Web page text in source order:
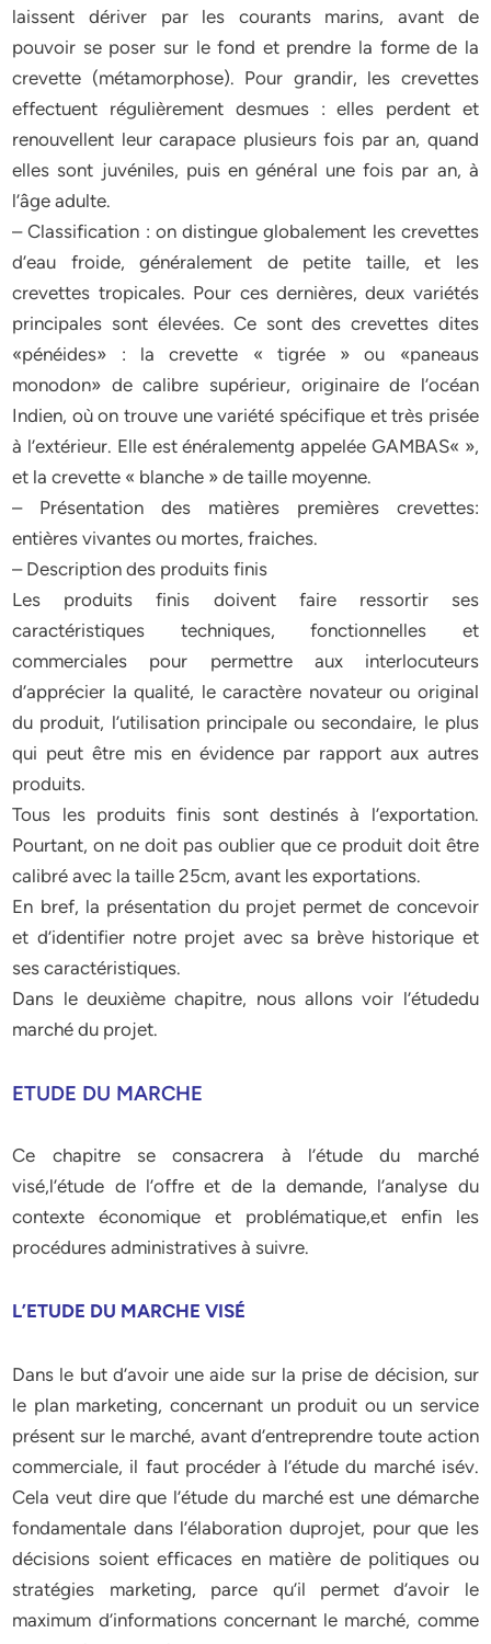
laissent dériver par les courants marins, avant de
pouvoir se poser sur le fond et prendre la forme de la
crevette (métamorphose). Pour grandir, les crevettes
effectuent régulièrement desmues : elles perdent et
renouvellent leur carapace plusieurs fois par an, quand
elles sont juvéniles, puis en général une fois par an, à
l’âge adulte.
– Classification : on distingue globalement les crevettes
d’eau froide, généralement de petite taille, et les
crevettes tropicales. Pour ces dernières, deux variétés
principales sont élevées. Ce sont des crevettes dites
«pénéides» : la crevette « tigrée » ou «paneaus
monodon» de calibre supérieur, originaire de l’océan
Indien, où on trouve une variété spécifique et très prisée
à l’extérieur. Elle est énéralementg appelée GAMBAS« »,
et la crevette « blanche » de taille moyenne.
– Présentation des matières premières crevettes:
entières vivantes ou mortes, fraiches.
– Description des produits finis
Les produits finis doivent faire ressortir ses
caractéristiques techniques, fonctionnelles et
commerciales pour permettre aux interlocuteurs
d’apprécier la qualité, le caractère novateur ou original
du produit, l’utilisation principale ou secondaire, le plus
qui peut être mis en évidence par rapport aux autres
produits.
Tous les produits finis sont destinés à l’exportation.
Pourtant, on ne doit pas oublier que ce produit doit être
calibré avec la taille 25cm, avant les exportations.
En bref, la présentation du projet permet de concevoir
et d’identifier notre projet avec sa brève historique et
ses caractéristiques.
Dans le deuxième chapitre, nous allons voir l’étudedu
marché du projet.
ETUDE DU MARCHE
Ce chapitre se consacrera à l’étude du marché
visé,l’étude de l’offre et de la demande, l’analyse du
contexte économique et problématique,et enfin les
procédures administratives à suivre.
L’ETUDE DU MARCHE VISÉ
Dans le but d’avoir une aide sur la prise de décision, sur
le plan marketing, concernant un produit ou un service
présent sur le marché, avant d’entreprendre toute action
commerciale, il faut procéder à l’étude du marché isév.
Cela veut dire que l’étude du marché est une démarche
fondamentale dans l’élaboration duprojet, pour que les
décisions soient efficaces en matière de politiques ou
stratégies marketing, parce qu’il permet d’avoir le
maximum d’informations concernant le marché, comme